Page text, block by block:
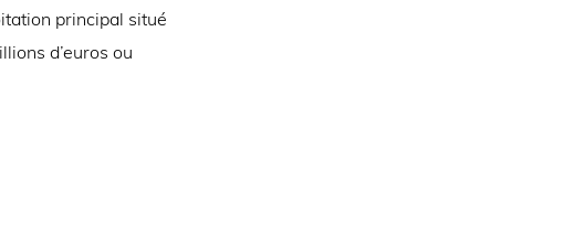
principal situé
d’euros ou